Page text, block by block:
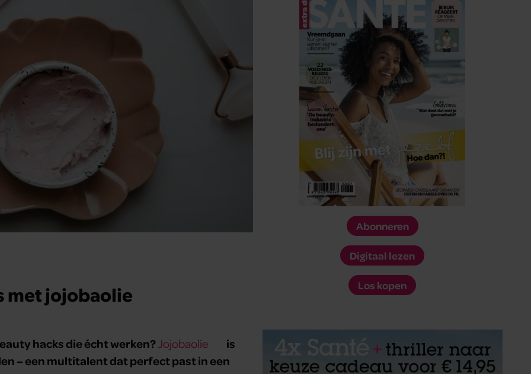
met jojobaolie
hacks die écht werken?Jojobaolie
is
– een multitalent dat perfect past in een
Abonneren
Digitaal lezen
Los kopen